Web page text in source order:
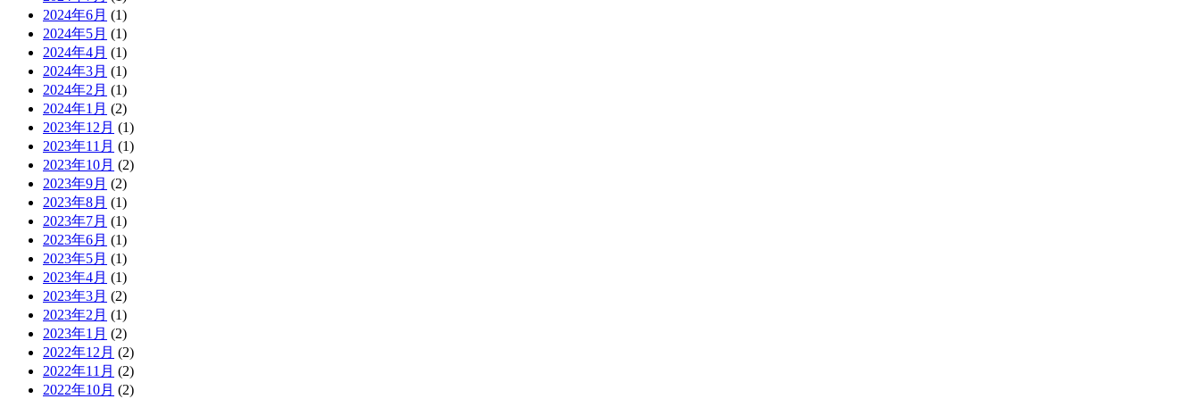
2024年6月 (1)
2024年5月 (1)
2024年4月 (1)
2024年3月 (1)
2024年2月 (1)
2024年1月 (2)
2023年12月 (1)
2023年11月 (1)
2023年10月 (2)
2023年9月 (2)
2023年8月 (1)
2023年7月 (1)
2023年6月 (1)
2023年5月 (1)
2023年4月 (1)
2023年3月 (2)
2023年2月 (1)
2023年1月 (2)
2022年12月 (2)
2022年11月 (2)
2022年10月 (2)